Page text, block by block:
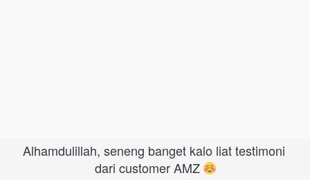
Alhamdulillah, seneng banget kalo liat testimoni
dari customer AMZ